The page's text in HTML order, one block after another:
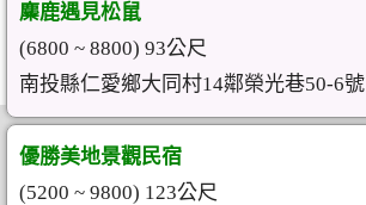
麋鹿遇見松鼠
(6800 ~ 8800) 93公尺
南投縣仁愛鄉大同村14鄰榮光巷50-6號
優勝美地景觀民宿
(5200 ~ 9800) 123公尺